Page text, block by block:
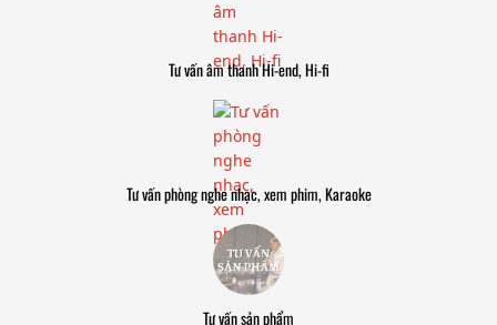
Tư vấn âm thanh Hi-end, Hi-fi
Tư vấn phòng nghe nhạc, xem phim, Karaoke
Tư vấn sản phẩm